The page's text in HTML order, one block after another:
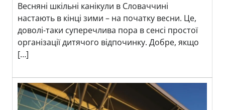
Весняні шкільні канікули в Словаччині
настають в кінці зими – на початку весни. Це,
доволі-таки суперечлива пора в сенсі простої
організації дитячого відпочинку. Добре, якщо
[…]